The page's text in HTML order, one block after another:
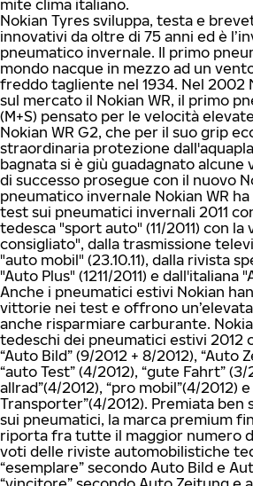
mite clima italiano.
Nokian Tyres sviluppa, testa e
innovativi da oltre di 75 anni ed è
pneumatico invernale. Il primo
mondo nacque in mezzo ad un
freddo tagliente nel 1934. Nel 2002
sul mercato il Nokian WR, il primo
(M+S) pensato per le velocità
Nokian WR G2, che per il suo grip
straordinaria protezione
bagnata si è giù guadagnato alcune
di successo prosegue con il nuovo
pneumatico invernale Nokian WR
test sui pneumatici invernali 2011
tedesca "sport auto" (11/2011) con
consigliato", dalla trasmissione
"auto mobil" (23.10.11), dalla rivista
"Auto Plus" (1211/2011) e dall'italiana
Anche i pneumatici estivi Nokian
vittorie nei test e offrono
anche risparmiare carburante.
tedeschi dei pneumatici estivi 2012
“Auto Bild” (9/2012 + 8/2012), “Auto
“auto Test” (4/2012), “gute Fahrt” (3/
allrad”(4/2012), “pro mobil”(4/2012)
Transporter”(4/2012). Premiata
sui pneumatici, la marca premium
riporta fra tutte il maggior numero
voti delle riviste automobilistiche
“esemplare” secondo Auto Bild e